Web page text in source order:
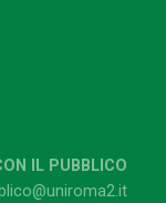
IL PUBBLICO